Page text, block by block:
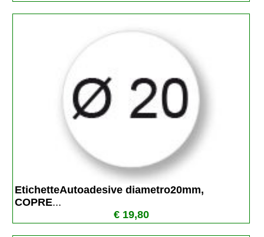
EtichetteAutoadesive diametro20mm,
COPRE...
€ 19,80